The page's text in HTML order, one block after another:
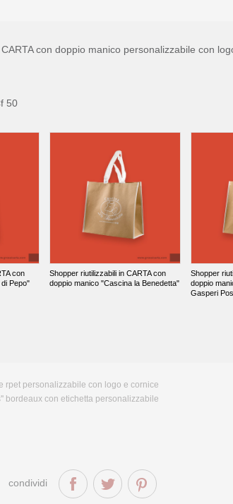
con doppio manico personalizzabile con
50
con
Pepo"
Shopper riutilizzabili in CARTA con
doppio manico "Cascina la Benedetta"
Shopper
doppio
Gasperi
rpet personalizzabile con logo e cornice
bordeaux con etichetta personalizzabile
condividi